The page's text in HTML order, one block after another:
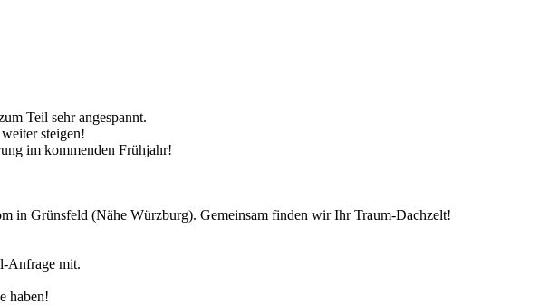
Teil sehr angespannt.
steigen!
im kommenden Frühjahr!
in Grünsfeld (Nähe Würzburg). Gemeinsam finden wir Ihr Traum-Dachzelt!
Anfrage mit.
haben!